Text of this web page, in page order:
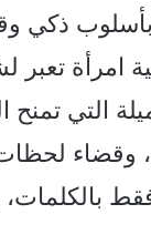
بأسلوب ذكي
تعبر
التي
وقضاء
بالكلمات،